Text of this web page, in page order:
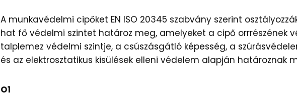
A munkavédelmi cipőket EN ISO 20345 szabvány szerint
hat fő védelmi szintet határoz meg, amelyeket a cipő orrrészének
talplemez védelmi szintje, a csúszásgátló képesség, a
és az elektrosztatikus kisülések elleni védelem alapján határoznak
O1